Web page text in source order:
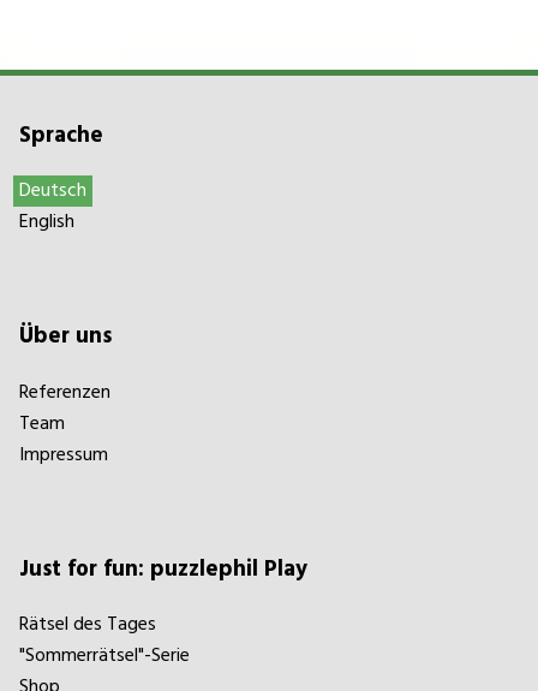
Sprache
Deutsch
English
Über uns
Referenzen
Team
Impressum
Just for fun: puzzlephil Play
Rätsel des Tages
"Sommerrätsel"-Serie